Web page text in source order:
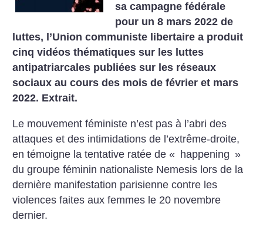
sa campagne fédérale
pour un 8 mars 2022 de
luttes, l’Union communiste libertaire a produit
cinq vidéos thématiques sur les luttes
antipatriarcales publiées sur les réseaux
sociaux au cours des mois de février et mars
2022. Extrait.
Le mouvement féministe n’est pas à l’abri des
attaques et des intimidations de l’extrême-droite,
en témoigne la tentative ratée de « happening »
du groupe féminin nationaliste Nemesis lors de la
dernière manifestation parisienne contre les
violences faites aux femmes le 20 novembre
dernier.